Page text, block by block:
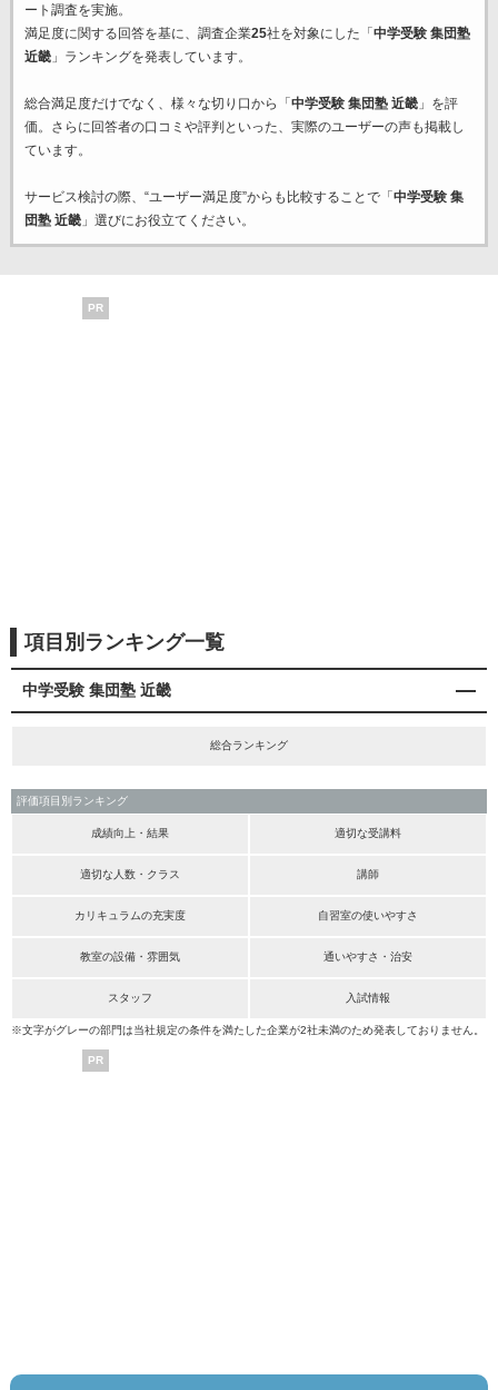
ート調査を実施。
満足度に関する回答を基に、調査企業25社を対象にした「 中学受験 集団塾
近畿」ランキングを発表しています。
総合満足度だけでなく、様々な切り口から「 中学受験 集団塾 近畿」を評
価。さらに回答者の口コミや評判といった、実際のユーザーの声も掲載し
ています。
サービス検討の際、“ユーザー満足度”からも比較することで「 中学受験 集
団塾 近畿」選びにお役立てください。
PR
項目別ランキング一覧
中学受験 集団塾 近畿
総合ランキング
評価項目別ランキング
成績向上・結果 適切な受講料
適切な人数・クラス 講師
カリキュラムの充実度 自習室の使いやすさ
教室の設備・雰囲気 通いやすさ・治安
スタッフ 入試情報
※文字がグレーの部門は当社規定の条件を満たした企業が2社未満のため発表しておりません。
PR